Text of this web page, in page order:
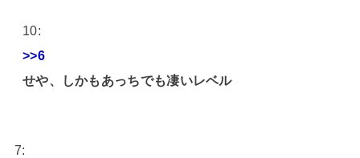
10:
>>6
せや、しかもあっちでも凄いレベル
7: